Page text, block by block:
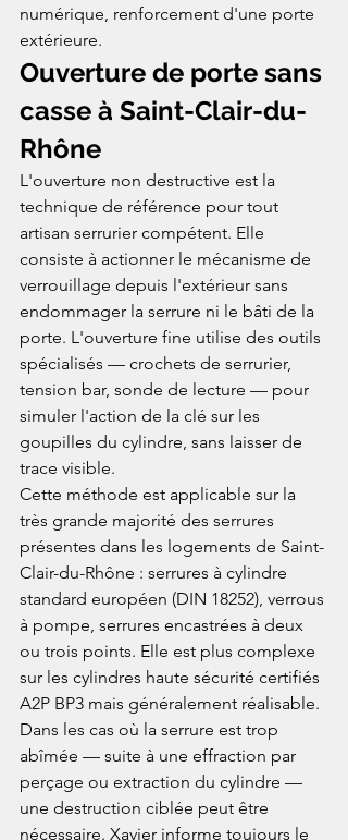
numérique, renforcement d'une porte
extérieure.
Ouverture de porte sans
casse à Saint-Clair-du-
Rhône
L'ouverture non destructive est la
technique de référence pour tout
artisan serrurier compétent. Elle
consiste à actionner le mécanisme de
verrouillage depuis l'extérieur sans
endommager la serrure ni le bâti de la
porte. L'ouverture fine utilise des outils
spécialisés — crochets de serrurier,
tension bar, sonde de lecture — pour
simuler l'action de la clé sur les
goupilles du cylindre, sans laisser de
trace visible.
Cette méthode est applicable sur la
très grande majorité des serrures
présentes dans les logements de Saint-
Clair-du-Rhône : serrures à cylindre
standard européen (DIN 18252), verrous
à pompe, serrures encastrées à deux
ou trois points. Elle est plus complexe
sur les cylindres haute sécurité certifiés
A2P BP3 mais généralement réalisable.
Dans les cas où la serrure est trop
abîmée — suite à une effraction par
perçage ou extraction du cylindre —
une destruction ciblée peut être
nécessaire. Xavier informe toujours le